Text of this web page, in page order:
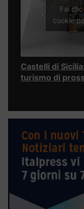
Fai
cookie
Castelli di
turismo di